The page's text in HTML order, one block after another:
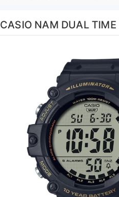
CASIO NAM DUAL